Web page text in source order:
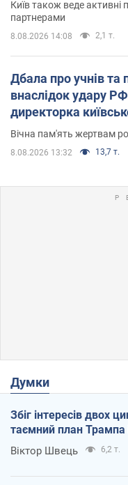
Київ також веде активні
партнерами
8.08.2026 14:08 2,1 т.
Дбала про учнів та
внаслідок удару
директорка
Вічна пам'ять жертвам
8.08.2026 13:32 13,7 т.
Думки
Збіг інтересів двох
таємний план Трампа
Віктор Швець 6,2 т.